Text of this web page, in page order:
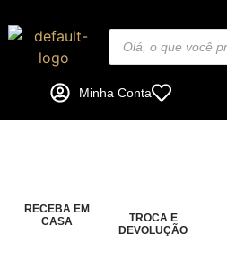
Minha Conta
RECEBA EM
CASA
TROCA E
DEVOLUÇÃO